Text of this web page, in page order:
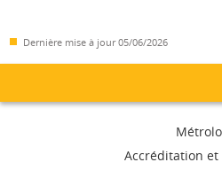
Dernière mise à jour05/06/2026
Accréditation